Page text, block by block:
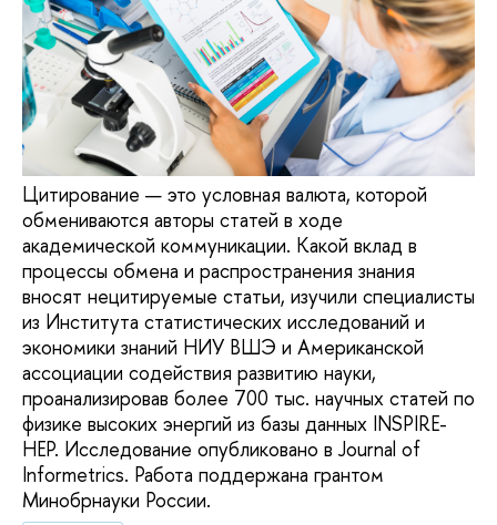
Цитирование — это условная валюта, которой
обмениваются авторы статей в ходе
академической коммуникации. Какой вклад в
процессы обмена и распространения знания
вносят нецитируемые статьи, изучили специалисты
из Института статистических исследований и
экономики знаний НИУ ВШЭ и Американской
ассоциации содействия развитию науки,
проанализировав более 700 тыс. научных статей по
физике высоких энергий из базы данных INSPIRE-
HEP. Исследование опубликовано в Journal of
Informetrics. Работа поддержана грантом
Минобрнауки России.